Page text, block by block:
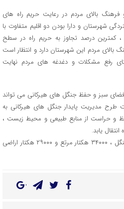
فرهنگ بالای مردم در رعایت حریم راه های
شهرستان و دارا بودن دو اقلیم متفاوت با
کمترین درصد تجاوز به حریم راه در سطح
بالای مردم این شهرستان دارد و انتظار است
رفع مشکلات و دغدغه های مردم نهایت
سبز و حفظ جنگل های هیرکانی می تواند
طرح مدیریت پایدار جنگل های هیرکانی به
و حراست از منابع طبیعی و محیط زیست ،
یابد.
در شهرستان سیاهکل ۴۲۰۰۰ هکتار جنگل ، ۳۴۰۰۰ هکتار مرتع و ۲۹۰۰۰ هکتار اراضی